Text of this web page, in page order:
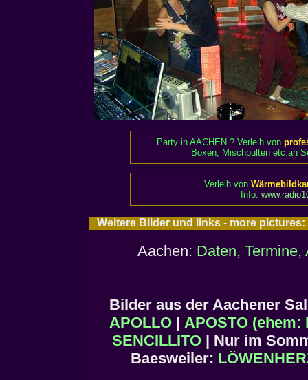
Party in AACHEN ? Verleih von
Boxen, Mischpulten etc.an
Verleih von
Info:
Weitere Bilder und links - more
Aachen: Daten,
Bilder aus der Aachener
APOLLO | APOSTO (ehem:
SENCILLITO| Nur im
Baesweiler: